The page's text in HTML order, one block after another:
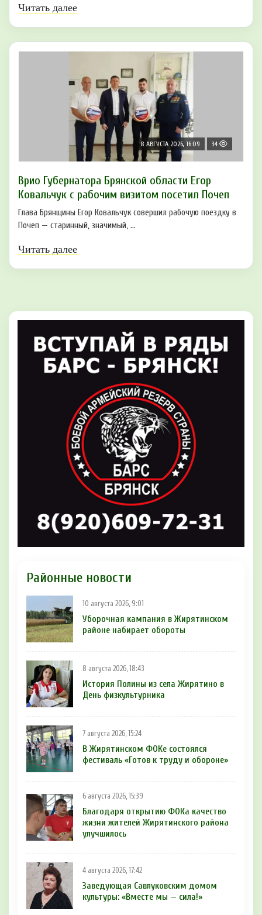
Читать далее
8 АВГУСТА 2026, 16:09 34
Врио Губернатора Брянской области Егор
Ковальчук с рабочим визитом посетил Почеп
Глава Брянщины Егор Ковальчук совершил рабочую поездку в
Почеп — старинный, значимый, ...
Читать далее
Районные новости
10 августа 2026, 9:01
Уборочная кампания в Жирятинском
районе набирает обороты
8 августа 2026, 18:43
История Полины из села Жирятино в
День физкультурника
7 августа 2026, 15:24
В Жирятинском ФОКе состоялся
фестиваль «Готов к труду и обороне»
6 августа 2026, 15:39
Благодаря открытию ФОКа качество
жизни жителей Жирятинского района
улучшилось
4 августа 2026, 17:42
Заведующая Савлуковским домом
культуры: «Вместе мы — сила!»